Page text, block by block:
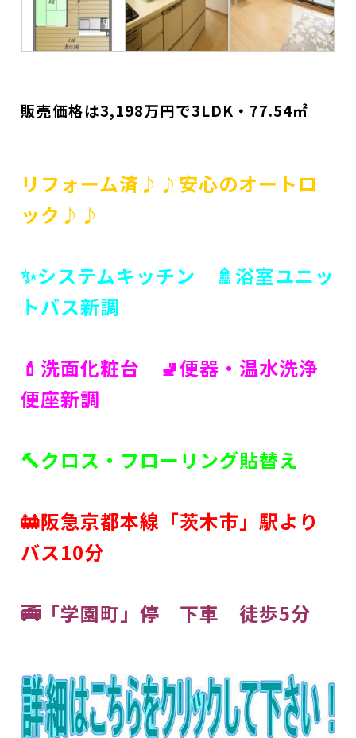
販売価格は3,198万円で3LDK・77.54㎡
リフォーム済♪♪安心のオートロ
ック♪♪
✨システムキッチン 🚿浴室ユニッ
トバス新調
💄洗面化粧台 🚽便器・温水洗浄
便座新調
🔨クロス・フローリング貼替え
🚋阪急京都本線「茨木市」駅より
バス10分
🚎「学園町」停 下車 徒歩5分